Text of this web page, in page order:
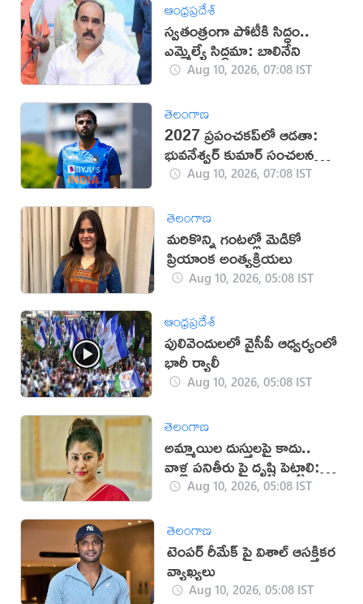
ఆంధ్రప్రదేశ్
స్వతంత్రంగా పోటీకి సిద్ధం..
ఎమ్మెల్యే సిద్ధమా: బాలినేని
Aug 10, 2026, 07:08 IST
తెలంగాణ
2027 ప్రపంచకప్‌లో ఆడతా:
భువనేశ్వర్ కుమార్ సంచలన
ప్రకటనAug 10, 2026, 07:08 IST
తెలంగాణ
మరికొన్ని గంటల్లో మెడికో
ప్రియాంక అంత్యక్రియలు
Aug 10, 2026, 05:08 IST
ఆంధ్రప్రదేశ్
పులివెందులలో వైసీపీ ఆధ్వర్యంలో
భారీ ర్యాలీ
Aug 10, 2026, 05:08 IST
తెలంగాణ
అమ్మాయిల దుస్తులపై కాదు..
వాళ్ల పనితీరు పై దృష్టి పెట్టాలి:
స్మీతా సబర్వాల్
Aug 10, 2026, 05:08 IST
తెలంగాణ
టెంపర్ రీమేక్ పై విశాల్ ఆసక్తికర
వ్యాఖ్యలు
Aug 10, 2026, 05:08 IST